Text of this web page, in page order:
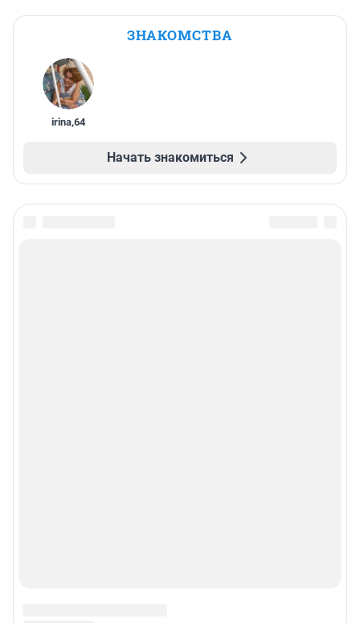
ЗНАКОМСТВА
irina,64
Начать знакомиться